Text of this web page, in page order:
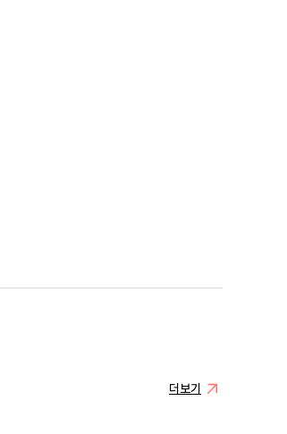
더보기